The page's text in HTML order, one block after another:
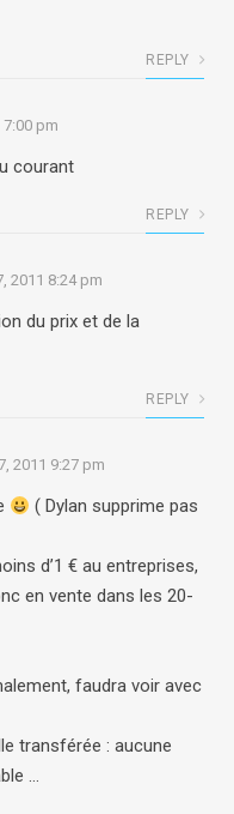
REPLY
7:00 pm
courant
REPLY
2011 8:24 pm
du prix et de la
REPLY
2011 9:27 pm
( Dylan supprime pas
d’1 € au entreprises,
en vente dans les 20-
faudra voir avec
transférée : aucune
…